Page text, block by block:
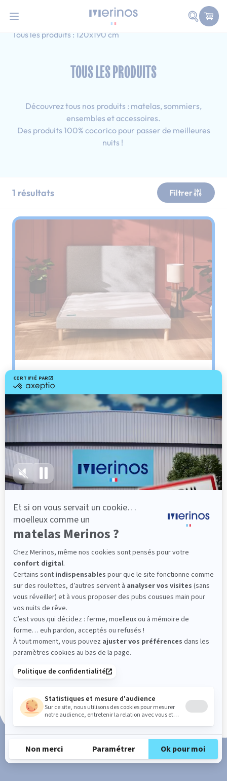
Faire
Accueil
Simple
Tous les produits : 120x190 cm
TOUS LES PRODUITS
Découvrez tous nos produits : matelas, sommiers,
ensembles et accessoires.
Des produits 100% cocorico pour passer de meilleures
nuits !
1 résultats Filtrer
Sommier
PENCIL
Le plus : soutien morphologique
Grâce à ses 3 zones de confort, le sommier
Pencil vous assure tout son soutien. Avec les
épaules, le dos et le bassin qui reposent sur ses
lattes, vous évitez les douleurs au petit matin.
(10 avis)
501,00 €
Découvrir
Livraison gratuite
Fabrication Française
101 nuits d'essai*